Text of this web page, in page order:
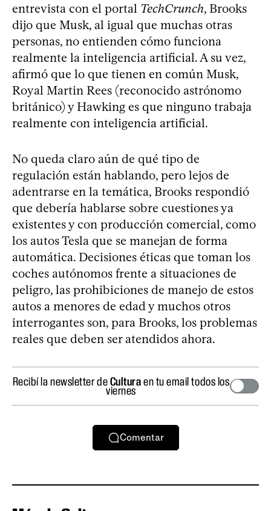
entrevista con el portal TechCrunch, Brooks
dijo que Musk, al igual que muchas otras
personas, no entienden cómo funciona
realmente la inteligencia artificial. A su vez,
afirmó que lo que tienen en común Musk,
Royal Martin Rees (reconocido astrónomo
británico) y Hawking es que ninguno trabaja
realmente con inteligencia artificial.
No queda claro aún de qué tipo de
regulación están hablando, pero lejos de
adentrarse en la temática, Brooks respondió
que debería hablarse sobre cuestiones ya
existentes y con producción comercial, como
los autos Tesla que se manejan de forma
automática. Decisiones éticas que toman los
coches autónomos frente a situaciones de
peligro, las prohibiciones de manejo de estos
autos a menores de edad y muchos otros
interrogantes son, para Brooks, los problemas
reales que deben ser atendidos ahora.
Recibí la newsletter deCulturaen tu email todos los
viernes
Comentar